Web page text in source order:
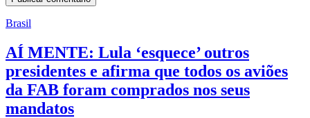
Brasil
AÍ MENTE: Lula ‘esquece’ outros
presidentes e afirma que todos os aviões
da FAB foram comprados nos seus
mandatos